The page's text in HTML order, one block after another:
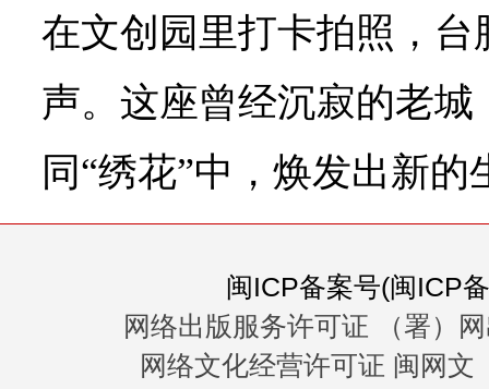
在文创园里打卡拍照，
声。这座曾经沉寂的老
同“绣花”中，焕发出新的
闽ICP备案号(闽ICP
网络出版服务许可证 （署）
网络文化经营许可证 闽网文